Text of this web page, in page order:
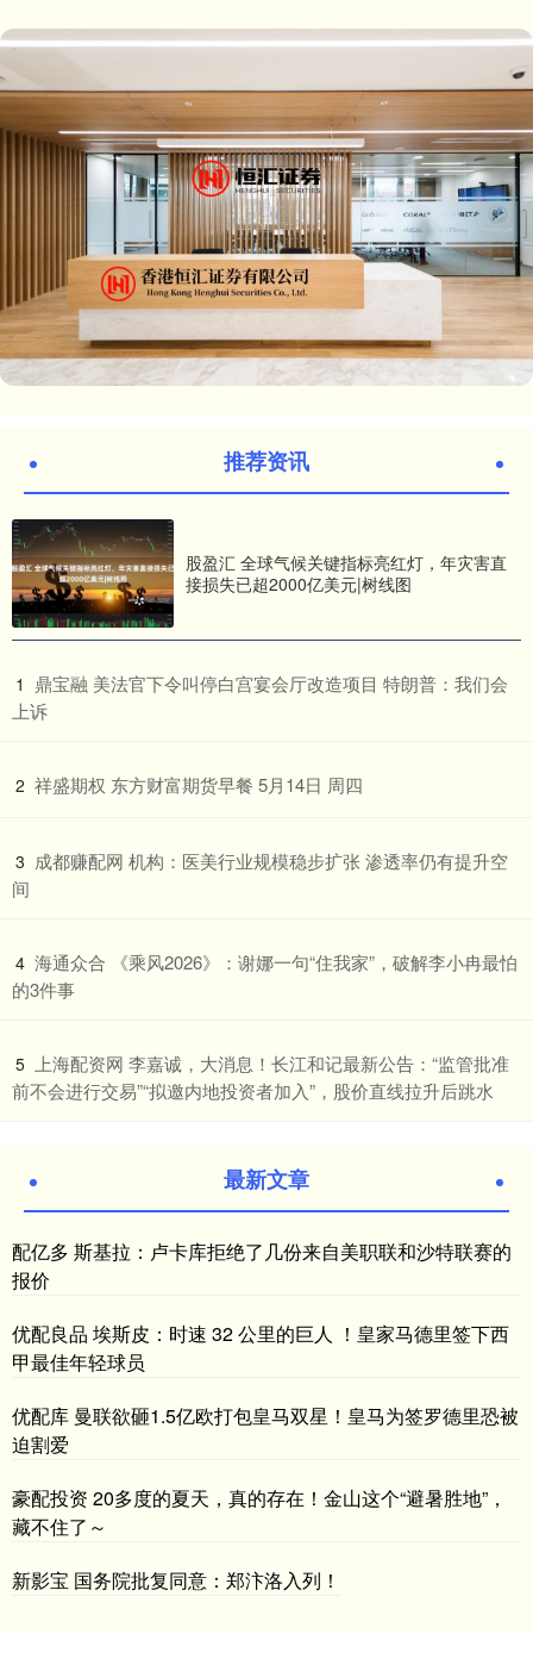
推荐资讯
股盈汇 全球气候关键指标亮红灯，年灾害直
接损失已超2000亿美元|树线图
1 ​鼎宝融 美法官下令叫停白宫宴会厅改造项目 特朗普：我们会
上诉
2 ​祥盛期权 东方财富期货早餐 5月14日 周四
3 ​成都赚配网 机构：医美行业规模稳步扩张 渗透率仍有提升空
间
4 ​海通众合 《乘风2026》：谢娜一句“住我家”，破解李小冉最怕
的3件事
5
​上海配资网 李嘉诚，大消息！长江和记最新公告：“监管批准
前不会进行交易”“拟邀内地投资者加入”，股价直线拉升后跳水
最新文章
配亿多 斯基拉：卢卡库拒绝了几份来自美职联和沙特联赛的
报价
优配良品 埃斯皮：时速 32 公里的巨人 ！皇家马德里签下西
甲最佳年轻球员
优配库 曼联欲砸1.5亿欧打包皇马双星！皇马为签罗德里恐被
迫割爱
豪配投资 20多度的夏天，真的存在！金山这个“避暑胜地”，
藏不住了～
新影宝 国务院批复同意：郑汴洛入列！